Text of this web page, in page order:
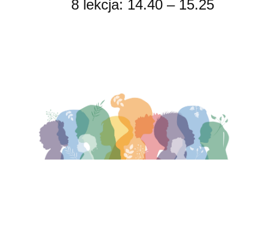
8 lekcja: 14.40 – 15.25